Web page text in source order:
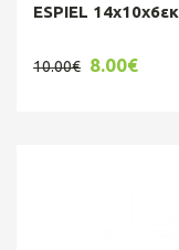
ESPIEL
10.00€ 8.00€